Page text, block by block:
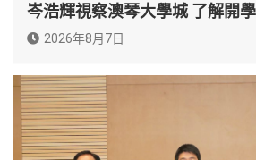
岑浩輝視察澳琴大學城 了解開
2026年8月7日